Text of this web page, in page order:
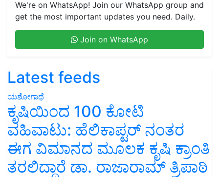
We're on WhatsApp! Join our WhatsApp group and
get the most important updates you need. Daily.
Join on WhatsApp
Latest feeds
ಯಶೋಗಾಥೆ
ಕೃಷಿಯಿಂದ 100 ಕೋಟಿ
ವಹಿವಾಟು: ಹೆಲಿಕಾಪ್ಟರ್ ನಂತರ
ಈಗ ವಿಮಾನದ ಮೂಲಕ ಕೃಷಿ ಕ್ರಾಂತಿ
ತರಲಿದ್ದಾರೆ ಡಾ. ರಾಜಾರಾಮ್ ತ್ರಿಪಾಠಿ